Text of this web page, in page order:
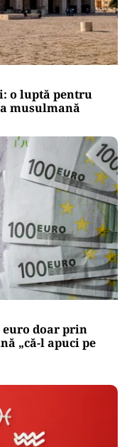
o luptă pentru
musulmană
euro doar prin
„că-l apuci pe